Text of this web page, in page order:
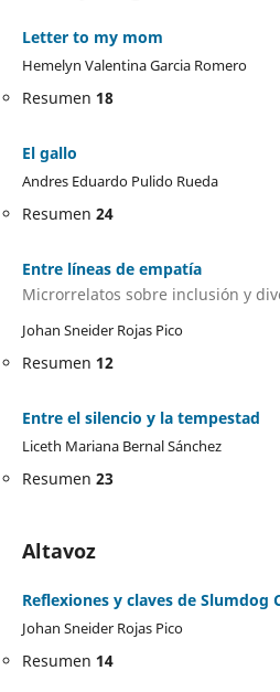
Letter to my mom
Hemelyn Valentina Garcia Romero
Resumen 18
El gallo
Andres Eduardo Pulido Rueda
Resumen 24
Entre líneas de empatía
Microrrelatos sobre inclusión y
Johan Sneider Rojas Pico
Resumen 12
Entre el silencio y la tempestad
Liceth Mariana Bernal Sánchez
Resumen 23
Altavoz
Reflexiones y claves de Slumdog
Johan Sneider Rojas Pico
Resumen 14